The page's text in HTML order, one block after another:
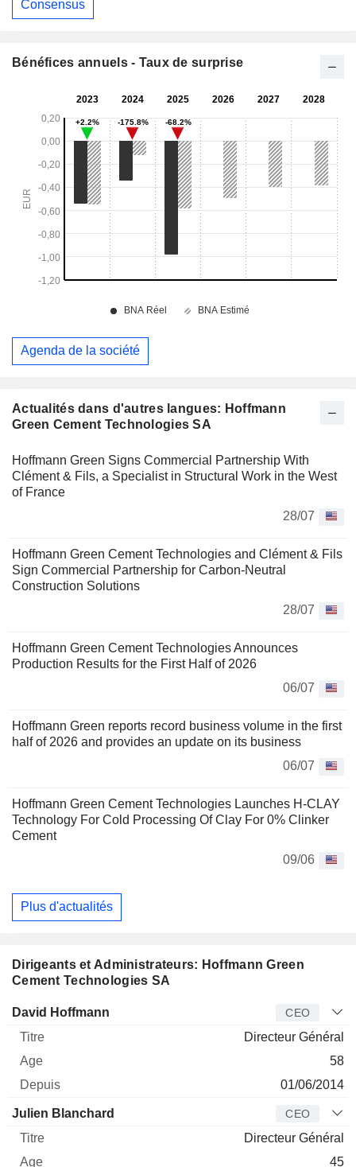
Actualités dans d'autres langues: Hoffmann
Green Cement Technologies SA
Hoffmann Green Signs Commercial Partnership With
Clément & Fils, a Specialist in Structural Work in the West
of France
28/07
Hoffmann Green Cement Technologies and Clément & Fils
Sign Commercial Partnership for Carbon-Neutral
Construction Solutions
28/07
Hoffmann Green Cement Technologies Announces
Production Results for the First Half of 2026
06/07
Hoffmann Green reports record business volume in the first
half of 2026 and provides an update on its business
06/07
Hoffmann Green Cement Technologies Launches H-CLAY
Technology For Cold Processing Of Clay For 0% Clinker
Cement
09/06
Plus d'actualités
Dirigeants et Administrateurs: Hoffmann Green
Cement Technologies SA
Dirigeant Titre Age
David Hoffmann CEO
Directeur Général
58
01/06/2014
Julien Blanchard CEO
Directeur Général
45
Consensus
Bénéfices annuels - Taux de surprise
Agenda de la société